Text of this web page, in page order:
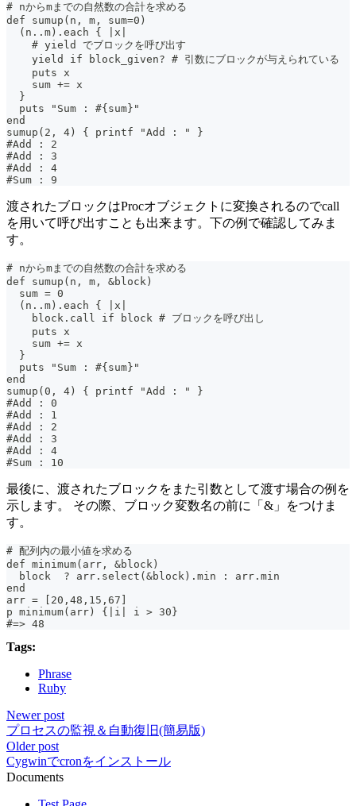
# nからmまでの自然数の合計を求める
def sumup(n, m, sum=0)
  (n..m).each { |x|
    # yield でブロックを呼び出す
    yield if block_given? # 引数にブロックが与えられている
    puts x
    sum += x
  }
  puts "Sum : #{sum}"
end
sumup(2, 4) { printf "Add : " }
#Add : 2
#Add : 3
#Add : 4
#Sum : 9
渡されたブロックはProcオブジェクトに変換されるのでcall
を用いて呼び出すことも出来ます。下の例で確認してみま
す。
# nからmまでの自然数の合計を求める
def sumup(n, m, &block)
  sum = 0
  (n..m).each { |x|
    block.call if block # ブロックを呼び出し
    puts x
    sum += x
  }
  puts "Sum : #{sum}"
end
sumup(0, 4) { printf "Add : " }
#Add : 0
#Add : 1
#Add : 2
#Add : 3
#Add : 4
#Sum : 10
最後に、渡されたブロックをまた引数として渡す場合の例を
示します。 その際、ブロック変数名の前に「&」をつけま
す。
# 配列内の最小値を求める
def minimum(arr, &block)
  block  ? arr.select(&block).min : arr.min
end
arr = [20,48,15,67]
p minimum(arr) {|i| i > 30}
#=> 48
Tags:
Phrase
Ruby
Newer post
プロセスの監視＆自動復旧(簡易版)
Older post
Cygwinでcronをインストール
Documents